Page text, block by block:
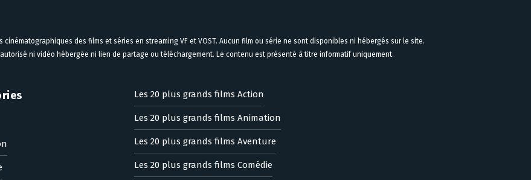
des films et séries en streaming VF et VOST. Aucun film ou série ne sont disponibles ni hébergés sur le site.
ni vidéo hébergée ni lien de partage ou téléchargement. Le contenu est présenté à titre informatif uniquement.
Les 20 plus grands films Action
Les 20 plus grands films Animation
Les 20 plus grands films Aventure
Les 20 plus grands films Comédie